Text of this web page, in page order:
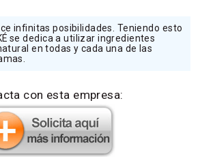
infinitas posibilidades. Teniendo esto
se dedica a utilizar ingredientes
en todas y cada una de las
con esta empresa: